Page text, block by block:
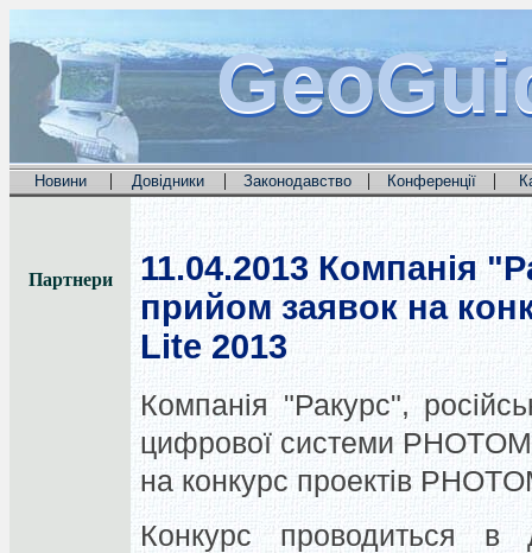
Новини | Довідники | Законодавство | Конференції |
Партнери 11.04.2013 Компанія
прийом заявок на
Lite 2013
Компанія "Ракурс",
цифрової системи
на конкурс проектів
Конкурс проводиться в